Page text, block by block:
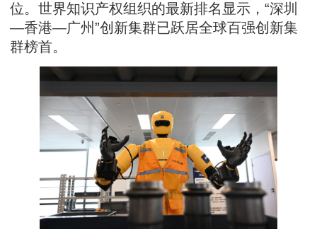
位。世界知识产权组织的最新排名显示，“深圳
—香港—广州”创新集群已跃居全球百强创新集
群榜首。